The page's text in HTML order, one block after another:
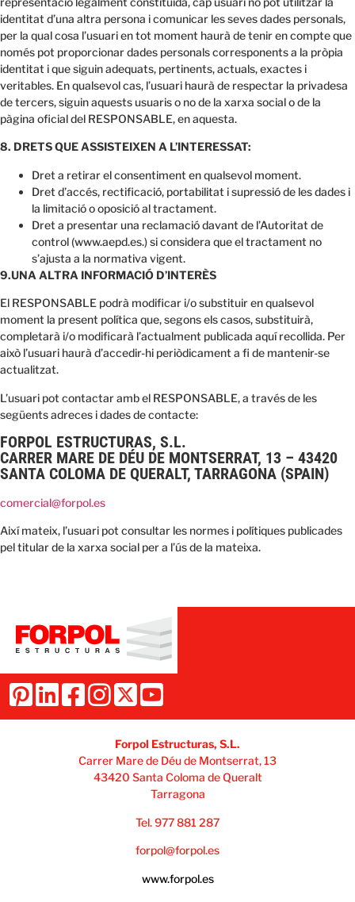
identitat d’una altra persona i comunicar les seves dades personals,
per la qual cosa l’usuari en tot moment haurà de tenir en compte que
només pot proporcionar dades personals corresponents a la pròpia
identitat i que siguin adequats, pertinents, actuals, exactes i
veritables. En qualsevol cas, l’usuari haurà de respectar la privadesa
de tercers, siguin aquests usuaris o no de la xarxa social o de la
pàgina oficial del RESPONSABLE, en aquesta.
8. DRETS QUE ASSISTEIXEN A L’INTERESSAT:
Dret a retirar el consentiment en qualsevol moment.
Dret d’accés, rectificació, portabilitat i supressió de les dades i
la limitació o oposició al tractament.
Dret a presentar una reclamació davant de l’Autoritat de
control (www.aepd.es.) si considera que el tractament no
s’ajusta a la normativa vigent.
9.UNA ALTRA INFORMACIÓ D’INTERÈS
El RESPONSABLE podrà modificar i/o substituir en qualsevol
moment la present política que, segons els casos, substituirà,
completarà i/o modificarà l’actualment publicada aquí recollida. Per
això l’usuari haurà d’accedir-hi periòdicament a fi de mantenir-se
actualitzat.
L’usuari pot contactar amb el RESPONSABLE, a través de les
següents adreces i dades de contacte:
FORPOL ESTRUCTURAS, S.L.
CARRER MARE DE DÉU DE MONTSERRAT, 13 – 43420
SANTA COLOMA DE QUERALT, TARRAGONA (SPAIN)
comercial@forpol.es
Així mateix, l’usuari pot consultar les normes i polítiques publicades
pel titular de la xarxa social per a l’ús de la mateixa.
Forpol Estructuras, S.L.
Carrer Mare de Déu de Montserrat, 13
43420 Santa Coloma de Queralt
Tarragona
Tel. 977 881 287
forpol@forpol.es
www.forpol.es